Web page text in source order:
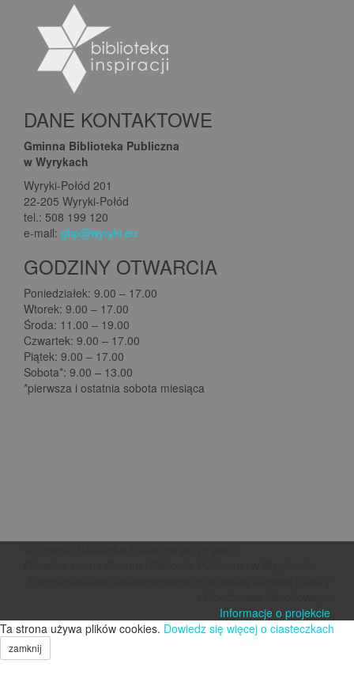
DANE KONTAKTOWE
Gminna Biblioteka Publiczna
w Wyrykach
Wyryki-Połód 201
22-205 Wyryki-Połód
tel.: 508 199 120
e-mail: gbp@wyryki.eu
GODZINY OTWARCIA
Poniedziałek: 9.00 – 17.00
Wtorek: 9.00 – 17.00
Środa: 11.00 – 19.00
Czwartek: 9.00 – 17.00
Piątek: 9.00 – 17.00
Sobota*: 9.00 – 13.00
*pierwsza i ostatnia sobota miesiąca
Informacje o projekcie
Ta strona używa plików cookies. Dowiedz się więcej o ciasteczkach
zamknij